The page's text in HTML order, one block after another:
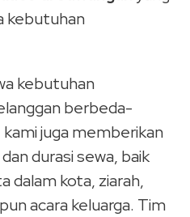
kebutuhan
kebutuhan
berbeda-
juga memberikan
durasi sewa, baik
dalam kota, ziarah,
acara keluarga. Tim